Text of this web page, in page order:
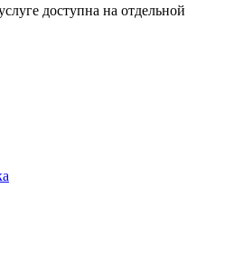
доступна на отдельной